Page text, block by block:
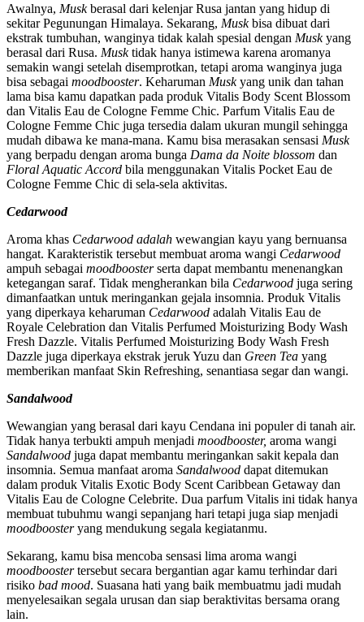
Awalnya, Muskberasal dari kelenjar Rusa jantan yang hidup di
sekitar Pegunungan Himalaya. Sekarang, Muskbisa dibuat dari
ekstrak tumbuhan, wanginya tidak kalah spesial dengan Muskyang
berasal dari Rusa. Musktidak hanya istimewa karena aromanya
semakin wangi setelah disemprotkan, tetapi aroma wanginya juga
bisa sebagai moodbooster. Keharuman Muskyang unik dan tahan
lama bisa kamu dapatkan pada produk Vitalis Body Scent Blossom
dan Vitalis Eau de Cologne Femme Chic. Parfum Vitalis Eau de
Cologne Femme Chic juga tersedia dalam ukuran mungil sehingga
mudah dibawa ke mana-mana. Kamu bisa merasakan sensasi Musk
yang berpadu dengan aroma bunga Dama da Noite blossom dan
Floral Aquatic Accord bila menggunakan Vitalis Pocket Eau de
Cologne Femme Chic di sela-sela aktivitas.
Cedarwood
Aroma khas Cedarwood adalah wewangian kayu yang bernuansa
hangat. Karakteristik tersebut membuat aroma wangi Cedarwood
ampuh sebagai moodboosterserta dapat membantu menenangkan
ketegangan saraf. Tidak mengherankan bila Cedarwood juga sering
dimanfaatkan untuk meringankan gejala insomnia. Produk Vitalis
yang diperkaya keharuman Cedarwood adalah Vitalis Eau de
Royale Celebration dan Vitalis Perfumed Moisturizing Body Wash
Fresh Dazzle. Vitalis Perfumed Moisturizing Body Wash Fresh
Dazzle juga diperkaya ekstrak jeruk Yuzu dan Green Tea yang
memberikan manfaat Skin Refreshing, senantiasa segar dan wangi.
Sandalwood
Wewangian yang berasal dari kayu Cendana ini populer di tanah air.
Tidak hanya terbukti ampuh menjadi moodbooster, aroma wangi
Sandalwood juga dapat membantu meringankan sakit kepala dan
insomnia. Semua manfaat aroma Sandalwood dapat ditemukan
dalam produk Vitalis Exotic Body Scent Caribbean Getaway dan
Vitalis Eau de Cologne Celebrite. Dua parfum Vitalis ini tidak hanya
membuat tubuhmu wangi sepanjang hari tetapi juga siap menjadi
moodboosteryang mendukung segala kegiatanmu.
Sekarang, kamu bisa mencoba sensasi lima aroma wangi
moodboostertersebut secara bergantian agar kamu terhindar dari
risiko bad mood. Suasana hati yang baik membuatmu jadi mudah
menyelesaikan segala urusan dan siap beraktivitas bersama orang
lain.